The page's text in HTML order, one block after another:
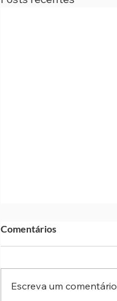
Comentários
Escreva um comentário